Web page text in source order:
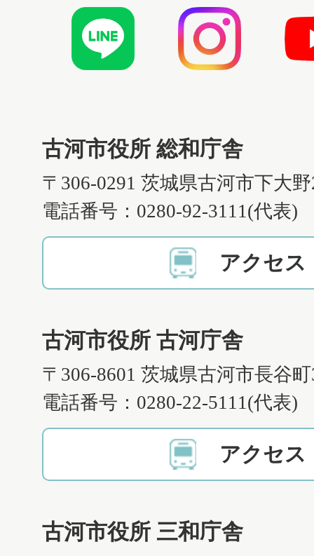
古河市役所 総和庁舎
〒306-0291 茨城県古河市下大
電話番号：0280-92-3111(代表)
アクセス
古河市役所 古河庁舎
〒306-8601 茨城県古河市長谷
電話番号：0280-22-5111(代表)
アクセス
古河市役所 三和庁舎